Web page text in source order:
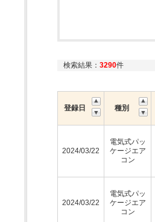
検索結果： 3290件
登録日 種別
2024/03/22
電気式パッ
ケージエア
コン
2024/03/22
電気式パッ
ケージエア
コン